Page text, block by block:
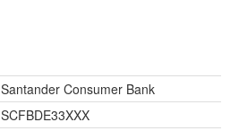
Santander Consumer Bank
SCFBDE33XXX